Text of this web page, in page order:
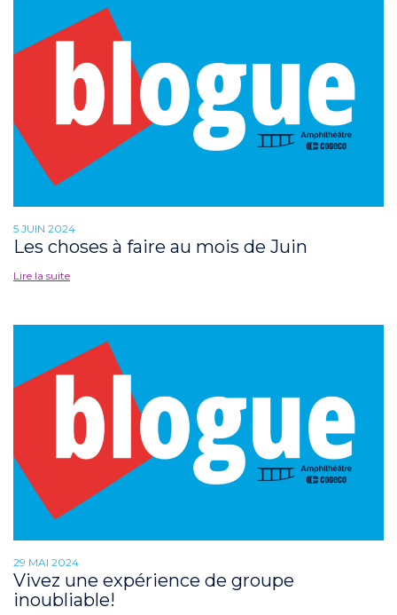
5 JUIN 2024
Les choses à faire au mois de Juin
Lire la suite
29 MAI 2024
Vivez une expérience de groupe
inoubliable!